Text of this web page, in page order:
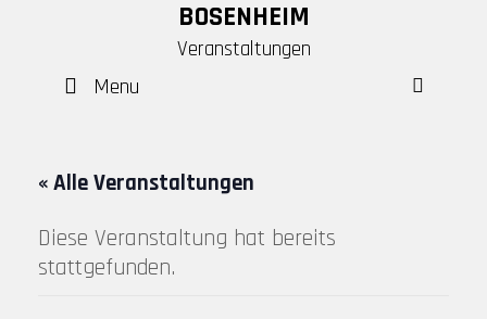
content
BOSENHEIM
Veranstaltungen
Menu
« Alle Veranstaltungen
Diese Veranstaltung hat bereits
stattgefunden.